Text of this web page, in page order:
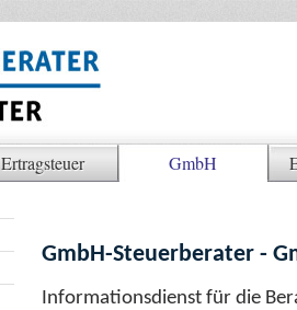
Ertragsteuer GmbH
GmbH-Steuerberater -
Informationsdienst für die